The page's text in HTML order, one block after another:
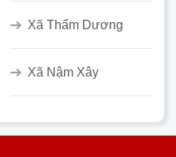
Xã Thẩm Dương
Xã Nậm Xây